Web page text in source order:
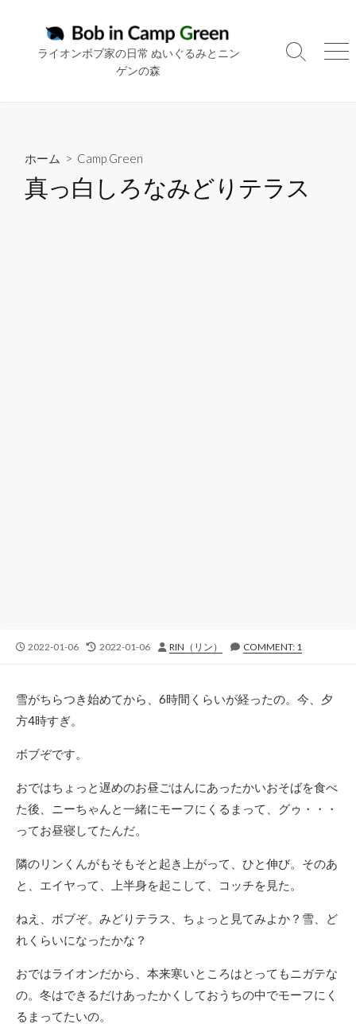
ライオンボブ家の日常 ぬいぐるみとニン
ゲンの森
検
メ
ホーム > Camp Green
真っ白しろなみどりテラス
公
2022-01-06
最
日
2022-01-06
投
RIN（リン） COMMENT: 1
雪がちらつき始めてから、6時間くらいが経ったの。今、夕
方4時すぎ。
ボブぞです。
おではちょっと遅めのお昼ごはんにあったかいおそばを食べ
た後、ニーちゃんと一緒にモーフにくるまって、グゥ・・・
ってお昼寝してたんだ。
隣のリンくんがもそもそと起き上がって、ひと伸び。そのあ
と、エイヤって、上半身を起こして、コッチを見た。
ねえ、ボブぞ。みどりテラス、ちょっと見てみよか？雪、ど
れくらいになったかな？
おではライオンだから、本来寒いところはとってもニガテな
の。冬はできるだけあったかくしておうちの中でモーフにく
るまってたいの。